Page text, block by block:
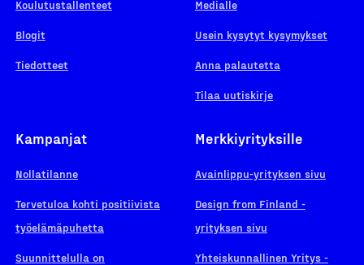
Koulutustallenteet
Blogit
Tiedotteet
Medialle
Usein kysytyt kysymykset
Anna palautetta
Tilaa uutiskirje
Kampanjat
Nollatilanne
Tervetuloa kohti positiivista
työelämäpuhetta
Suunnittelulla on
Merkkiyrityksille
Avainlippu-yrityksen sivu
Design from Finland -
yrityksen sivu
Yhteiskunnallinen Yritys -